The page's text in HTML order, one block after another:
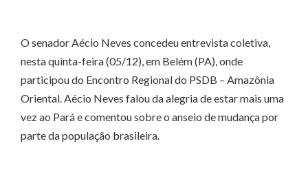
O senador Aécio Neves concedeu entrevista coletiva,
nesta quinta-feira (05/12), em Belém (PA), onde
participou do Encontro Regional do PSDB – Amazônia
Oriental. Aécio Neves falou da alegria de estar mais uma
vez ao Pará e comentou sobre o anseio de mudança por
parte da população brasileira.